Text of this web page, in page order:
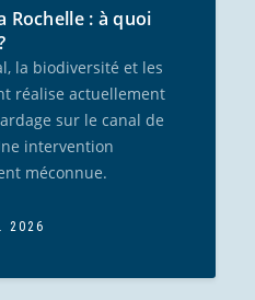
Rochelle : à quoi
la biodiversité et les
réalise actuellement
sur le canal de
intervention
méconnue.
2026